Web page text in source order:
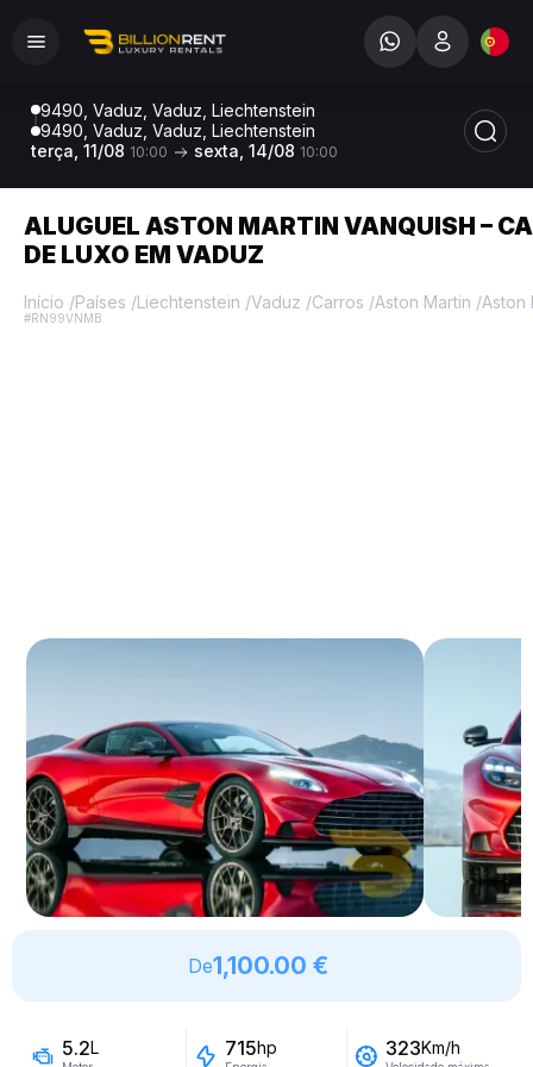
9490, Vaduz, Vaduz, Liechtenstein
9490, Vaduz, Vaduz, Liechtenstein
terça, 11/08 10:00 sexta, 14/08 10:00
ALUGUEL ASTON MARTIN VANQUISH –
DE LUXO EM VADUZ
Início /Países /Liechtenstein /Vaduz /Carros /Aston Martin /Aston
#RN99VNMB
De1,100.00 €
5.2L 715hp 323Km/h